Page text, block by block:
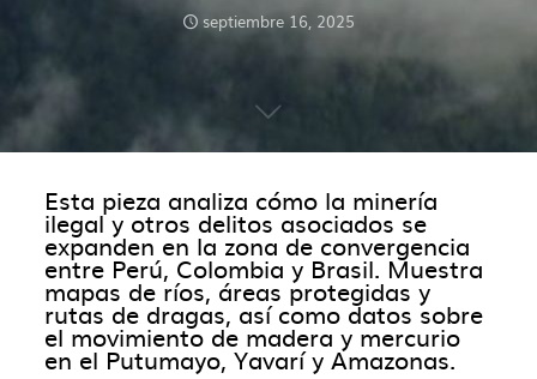
septiembre 16, 2025
Esta pieza analiza cómo la minería
ilegal y otros delitos asociados se
expanden en la zona de convergencia
entre Perú, Colombia y Brasil. Muestra
mapas de ríos, áreas protegidas y
rutas de dragas, así como datos sobre
el movimiento de madera y mercurio
en el Putumayo, Yavarí y Amazonas.